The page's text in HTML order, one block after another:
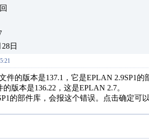
日
件的版本是137.1，它是EPLAN 2.9SP1的
版本是136.22，这是EPLAN 2.7。
的部件库，会报这个错误。点击确定